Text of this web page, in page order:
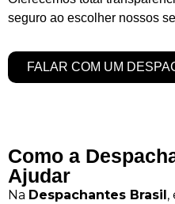
seguro ao escolher nossos
FALAR COM UM
Como a
Ajudar
Na Despachantes Brasil,